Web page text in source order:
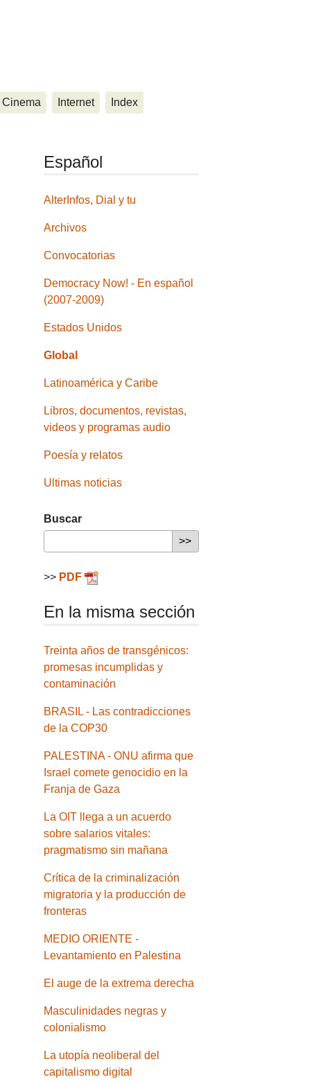
Cinema Internet Index
Español
AlterInfos, Dial y tu
Archivos
Convocatorias
Democracy Now! - En español
(2007-2009)
Estados Unidos
Global
Latinoamérica y Caribe
Libros, documentos, revistas,
videos y programas audio
Poesía y relatos
Ultimas noticias
Buscar
>> PDF
En la misma sección
Treinta años de transgénicos:
promesas incumplidas y
contaminación
BRASIL - Las contradicciones
de la COP30
PALESTINA - ONU afirma que
Israel comete genocidio en la
Franja de Gaza
La OIT llega a un acuerdo
sobre salarios vitales:
pragmatismo sin mañana
Crítica de la criminalización
migratoria y la producción de
fronteras
MEDIO ORIENTE -
Levantamiento en Palestina
El auge de la extrema derecha
Masculinidades negras y
colonialismo
La utopía neoliberal del
capitalismo digital